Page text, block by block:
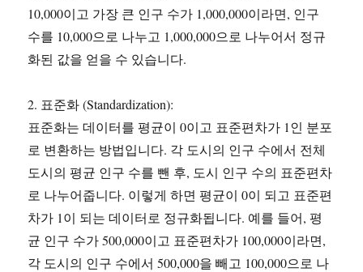
10,000이고 가장 큰 인구 수가 1,000,000이라면, 인구
수를 10,000으로 나누고 1,000,000으로 나누어서 정규
화된 값을 얻을 수 있습니다.
2. 표준화 (Standardization):
표준화는 데이터를 평균이 0이고 표준편차가 1인 분포
로 변환하는 방법입니다. 각 도시의 인구 수에서 전체
도시의 평균 인구 수를 뺀 후, 도시 인구 수의 표준편차
로 나누어줍니다. 이렇게 하면 평균이 0이 되고 표준편
차가 1이 되는 데이터로 정규화됩니다. 예를 들어, 평
균 인구 수가 500,000이고 표준편차가 100,000이라면,
각 도시의 인구 수에서 500,000을 빼고 100,000으로 나